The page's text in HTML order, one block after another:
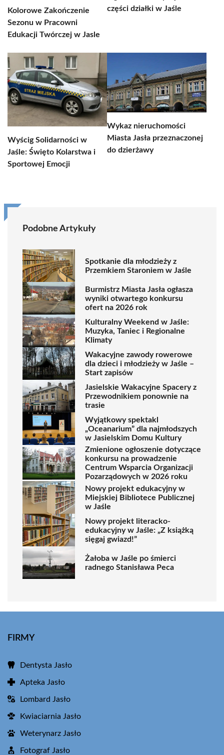
Kolorowe Zakończenie
Sezonu w Pracowni
Edukacji Twórczej w Jasle
części działki w Jaśle
Wyścig Solidarności w
Jaśle: Święto Kolarstwa i
Sportowej Emocji
Wykaz nieruchomości
Miasta Jasła przeznaczonej
do dzierżawy
Podobne Artykuły
Spotkanie dla młodzieży z
Przemkiem Staroniem w Jaśle
Burmistrz Miasta Jasła ogłasza
wyniki otwartego konkursu
ofert na 2026 rok
Kulturalny Weekend w Jaśle:
Muzyka, Taniec i Regionalne
Klimaty
Wakacyjne zawody rowerowe
dla dzieci i młodzieży w Jaśle –
Start zapisów
Jasielskie Wakacyjne Spacery z
Przewodnikiem ponownie na
trasie
Wyjątkowy spektakl
„Oceanarium” dla najmłodszych
w Jasielskim Domu Kultury
Zmienione ogłoszenie dotyczące
konkursu na prowadzenie
Centrum Wsparcia Organizacji
Pozarządowych w 2026 roku
Nowy projekt edukacyjny w
Miejskiej Bibliotece Publicznej
w Jaśle
Nowy projekt literacko-
edukacyjny w Jaśle: „Z książką
sięgaj gwiazd!”
Żałoba w Jaśle po śmierci
radnego Stanisława Peca
FIRMY
Dentysta Jasło
Apteka Jasło
Lombard Jasło
Kwiaciarnia Jasło
Weterynarz Jasło
Fotograf Jasło